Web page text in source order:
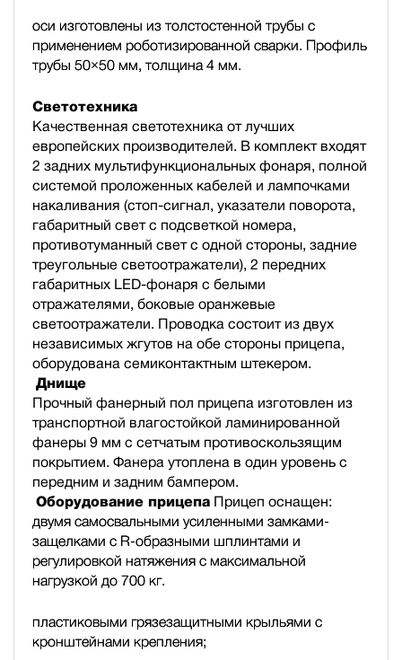
оси изготовлены из толстостенной трубы с
применением роботизированной сварки. Профиль
трубы 50×50 мм, толщина 4 мм.
Светотехника
Качественная светотехника от лучших
европейских производителей. В комплект входят
2 задних мультифункциональных фонаря, полной
системой проложенных кабелей и лампочками
накаливания (стоп-сигнал, указатели поворота,
габаритный свет с подсветкой номера,
противотуманный свет с одной стороны, задние
треугольные светоотражатели), 2 передних
габаритных LED-фонаря с белыми
отражателями, боковые оранжевые
светоотражатели. Проводка состоит из двух
независимых жгутов на обе стороны прицепа,
оборудована семиконтактным штекером.
Днище
Прочный фанерный пол прицепа изготовлен из
транспортной влагостойкой ламинированной
фанеры 9 мм с сетчатым противоскользящим
покрытием. Фанера утоплена в один уровень с
передним и задним бампером.
Оборудование прицепа Прицеп оснащен:
двумя самосвальными усиленными замками-
защелками с R-образными шплинтами и
регулировкой натяжения с максимальной
нагрузкой до 700 кг.
пластиковыми грязезащитными крыльями с
кронштейнами крепления;